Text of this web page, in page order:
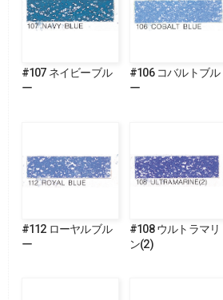
#107 ネイビーブル
ー
#106 コバルトブル
ー
#112 ローヤルブル
ー
#108 ウルトラマリ
ン(2)